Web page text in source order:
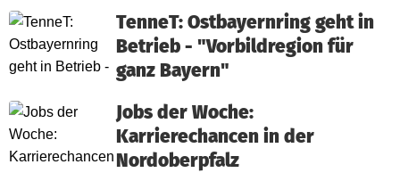
TenneT: Ostbayernring geht in
Betrieb - "Vorbildregion für
ganz Bayern"
Jobs der Woche:
Karrierechancen in der
Nordoberpfalz